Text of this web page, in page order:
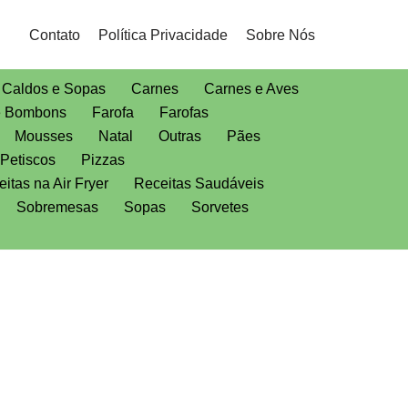
Contato Política Privacidade Sobre Nós
Caldos e Sopas Carnes
Carnes e Aves
Bombons Farofa
Farofas
Mousses Natal Outras
Pães
Petiscos
Pizzas
na Air Fryer
Receitas Saudáveis
Sobremesas Sopas
Sorvetes